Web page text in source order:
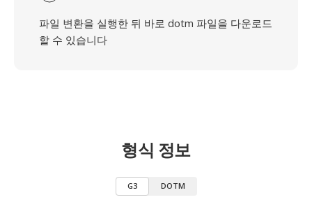
파일 변환을 실행한 뒤 바로 dotm 파일을 다운로드
할 수 있습니다
형식 정보
G3 DOTM